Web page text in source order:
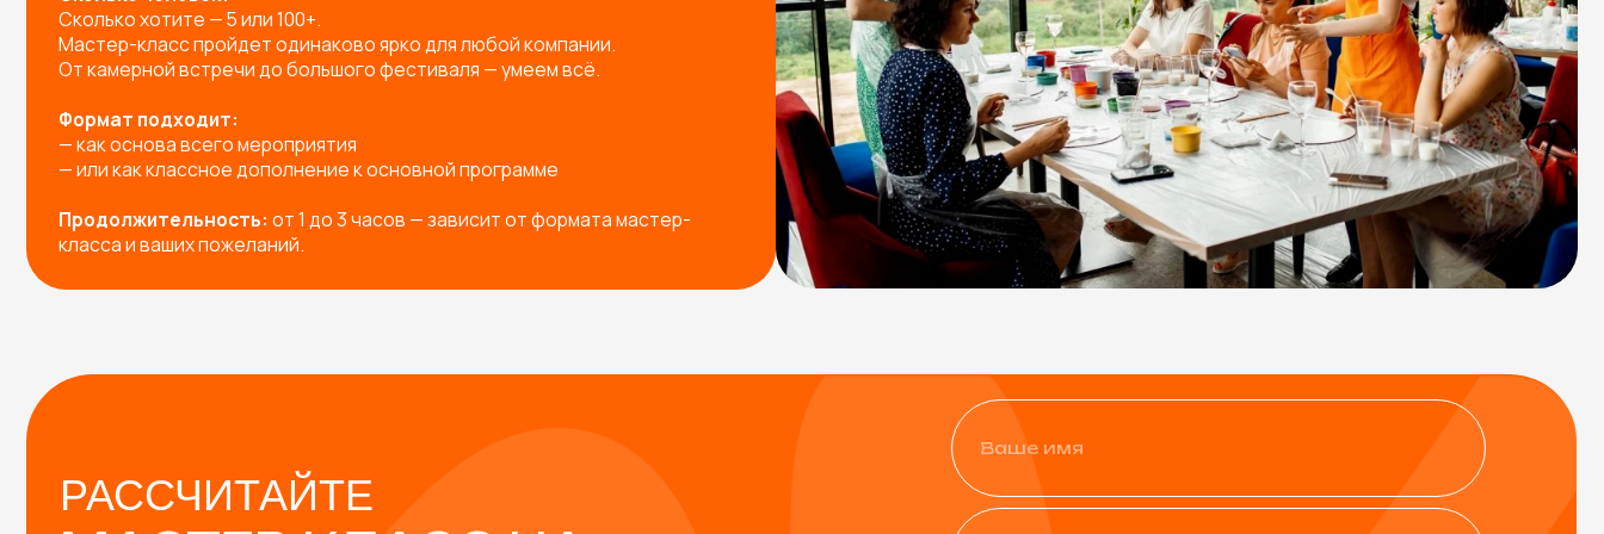
РАССЧИТАЙТЕ
МАСТЕР-КЛАСС НА
МЕРОПРИЯТИЕ!
Заполните форму — и мы предложим вам:
Готовые решения под любое мероприятие
Индивидуальную разработку мастер-класса под ваш запрос
Подборку с расчетом под вашу задачу
+7
Физическое лицо
Юридическое лицо
Я согласен сполитикой конфиденциальности